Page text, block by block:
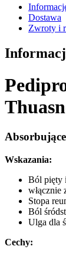
Dostawa
Zwroty i
Wskazania:
Ból pięty
włącznie
Stopa
Ból
Ulga dla
Cechy: